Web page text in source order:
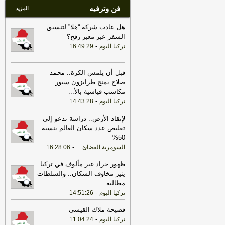
فن وترفيه المزيد
هل عادت شركة “هلا” لتنسيق
السفر عبر معبر رفح؟
تركيا اليوم -
16:49:29
قبل أن يلمس الكرة.. محمد
صلاح يمنح طرابزون سبور
مكاسب قياسية بالأ...
تركيا اليوم -
14:43:28
لإنقاذ الأرض.. دراسة تدعو إلى
تقليص عدد سكان العالم بنسبة
50%
السومرية الفضائ...
-
16:28:06
ظهور جراد غير مألوف في تركيا
يثير مخاوف السكان.. والسلطات
مطالبة ...
تركيا اليوم -
14:51:26
فضيحة ملاك القيسي
تركيا اليوم -
11:04:24